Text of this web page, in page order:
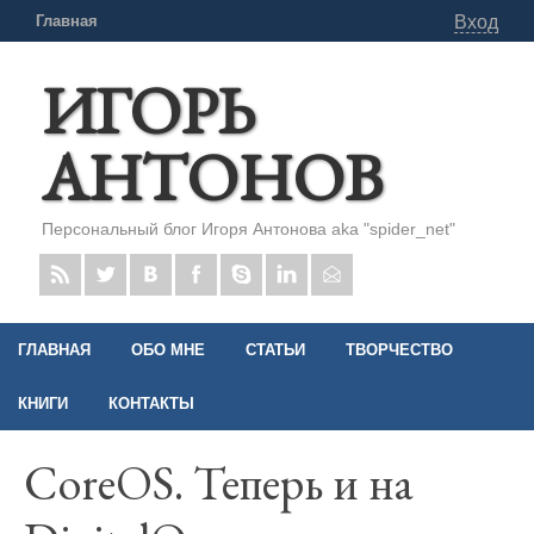
Главная Вход
ИГОРЬ
АНТОНОВ
Персональный блог Игоря Антонова aka "spider_net"
ГЛАВНАЯ ОБО МНЕ СТАТЬИ ТВОРЧЕСТВО
КНИГИ КОНТАКТЫ
CoreOS. Теперь и на